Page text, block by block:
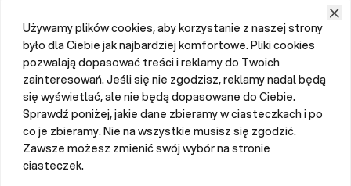
Używamy plików cookies, aby korzystanie z naszej strony
było dla Ciebie jak najbardziej komfortowe. Pliki cookies
pozwalają dopasować treści i reklamy do Twoich
zainteresowań. Jeśli się nie zgodzisz, reklamy nadal będą
się wyświetlać, ale nie będą dopasowane do Ciebie.
Sprawdź poniżej, jakie dane zbieramy w ciasteczkach i po
co je zbieramy. Nie na wszystkie musisz się zgodzić.
Zawsze możesz zmienić swój wybór na stronie
ciasteczek.